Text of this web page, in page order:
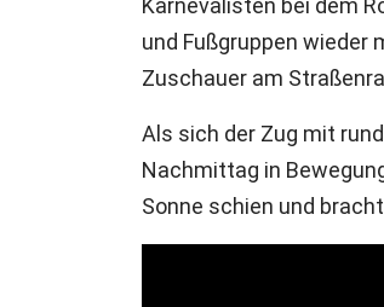
Karnevalisten bei dem
und Fußgruppen wieder
Zuschauer am
Als sich der Zug mit
Nachmittag in
Sonne schien und